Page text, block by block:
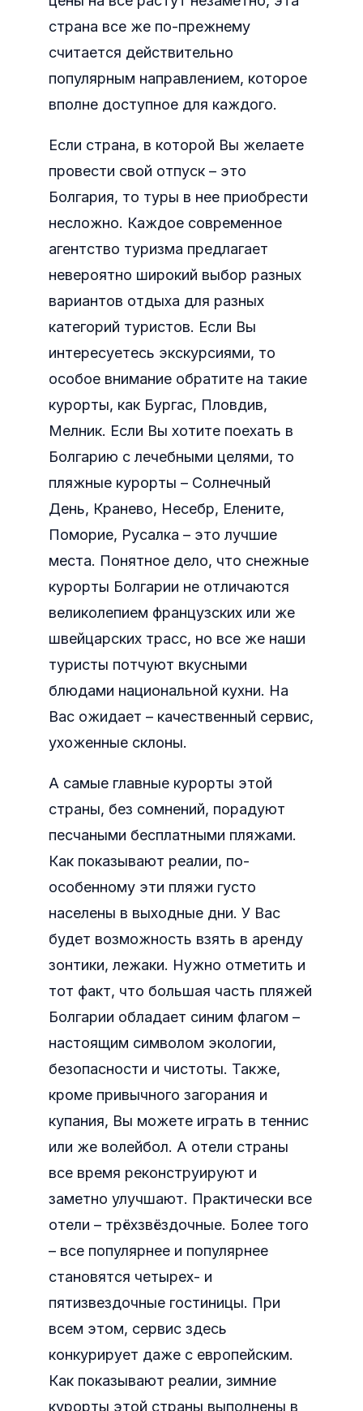
страна все же по-прежнему
считается действительно
популярным направлением, которое
вполне доступное для каждого.
Если страна, в которой Вы желаете
провести свой отпуск – это
Болгария, то туры в нее приобрести
несложно. Каждое современное
агентство туризма предлагает
невероятно широкий выбор разных
вариантов отдыха для разных
категорий туристов. Если Вы
интересуетесь экскурсиями, то
особое внимание обратите на такие
курорты, как Бургас, Пловдив,
Мелник. Если Вы хотите поехать в
Болгарию с лечебными целями, то
пляжные курорты – Солнечный
День, Кранево, Несебр, Елените,
Поморие, Русалка – это лучшие
места. Понятное дело, что снежные
курорты Болгарии не отличаются
великолепием французских или же
швейцарских трасс, но все же наши
туристы потчуют вкусными
блюдами национальной кухни. На
Вас ожидает – качественный сервис,
ухоженные склоны.
А самые главные курорты этой
страны, без сомнений, порадуют
песчаными бесплатными пляжами.
Как показывают реалии, по-
особенному эти пляжи густо
населены в выходные дни. У Вас
будет возможность взять в аренду
зонтики, лежаки. Нужно отметить и
тот факт, что большая часть пляжей
Болгарии обладает синим флагом –
настоящим символом экологии,
безопасности и чистоты. Также,
кроме привычного загорания и
купания, Вы можете играть в теннис
или же волейбол. А отели страны
все время реконструируют и
заметно улучшают. Практически все
отели – трёхзвёздочные. Более того
– все популярнее и популярнее
становятся четырех- и
пятизвездочные гостиницы. При
всем этом, сервис здесь
конкурирует даже с европейским.
Как показывают реалии, зимние
курорты этой страны выполнены в